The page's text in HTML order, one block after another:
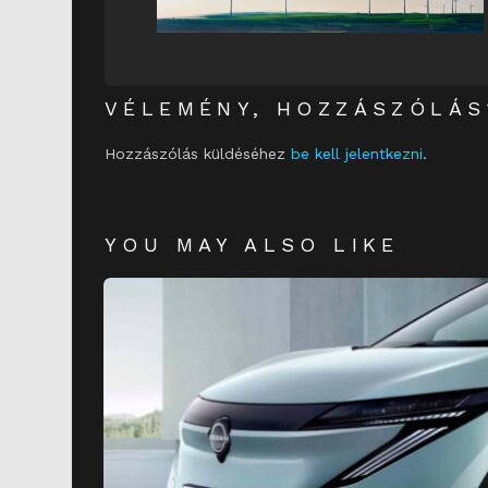
VÉLEMÉNY,
Hozzászólás küldéséhez be kell jelentkezni.
YOU MAY ALSO LIKE